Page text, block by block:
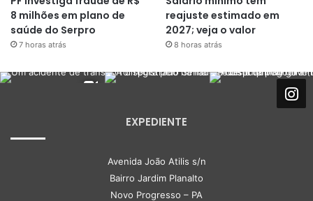
8 milhões em plano de
saúde do Serpro
7 horas atrás
reajuste estimado em
2027; veja o valor
8 horas atrás
EXPEDIENTE
Avenida João Atilis s/n
Bairro Jardim Planalto
Novo Progresso – PA